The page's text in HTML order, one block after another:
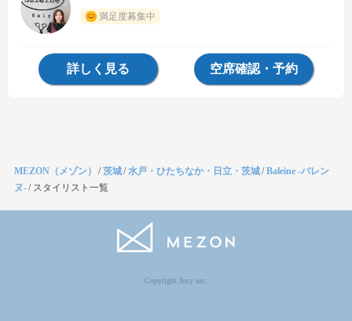
満足度募集中
詳しく見る 空席確認・予約
MEZON（メゾン） /茨城/水戸・ひたちなか・日立・茨城/Baleine -バレン
ヌ-/ スタイリスト一覧
Copyright Jocy inc.